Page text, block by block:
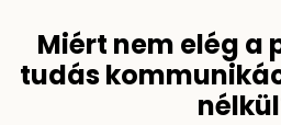
Miért nem elég a
tudás